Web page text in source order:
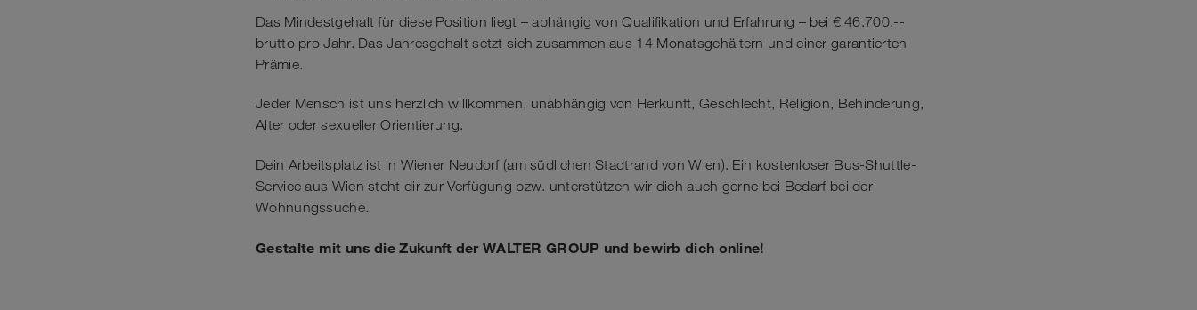
Das Mindestgehalt für diese Position liegt – abhängig von Qualifikation und Erfahrung – bei € 46.700,--
brutto pro Jahr. Das Jahresgehalt setzt sich zusammen aus 14 Monatsgehältern und einer garantierten
Prämie.
Jeder Mensch ist uns herzlich willkommen, unabhängig von Herkunft, Geschlecht, Religion, Behinderung,
Alter oder sexueller Orientierung.
Dein Arbeitsplatz ist in Wiener Neudorf (am südlichen Stadtrand von Wien). Ein kostenloser Bus-Shuttle-
Service aus Wien steht dir zur Verfügung bzw. unterstützen wir dich auch gerne bei Bedarf bei der
Wohnungssuche.
Gestalte mit uns die Zukunft der WALTER GROUP und bewirb dich online!